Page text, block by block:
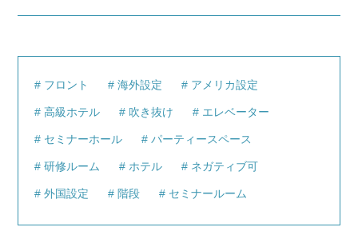
フロント 海外設定 アメリカ設定
高級ホテル 吹き抜け エレベーター
セミナーホール パーティースペース
研修ルーム ホテル ネガティブ可
外国設定 階段 セミナールーム